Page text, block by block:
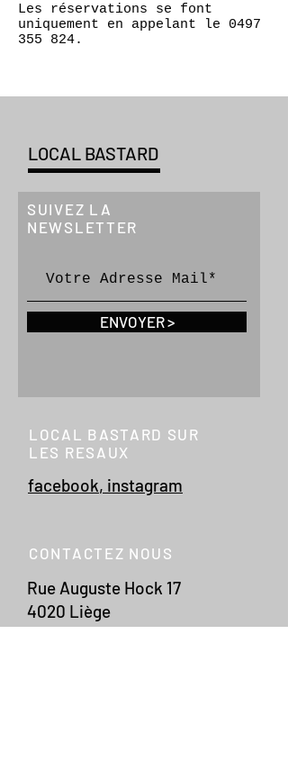
Les réservations se font
uniquement en appelant le 0497
355 824.
LOCAL BASTARD
SUIVEZ LA
NEWSLETTER
ENVOYER >
LOCAL BASTARD SUR
LES RESAUX
facebook, instagram
CONTACTEZ NOUS
Rue Auguste Hock 17
4020 Liège